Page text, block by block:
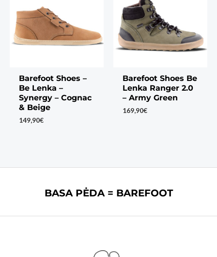
Barefoot Shoes –
Be Lenka –
Synergy – Cognac
& Beige
149,90€
Barefoot Shoes Be
Lenka Ranger 2.0
– Army Green
169,90€
BASA PĖDA = BAREFOOT